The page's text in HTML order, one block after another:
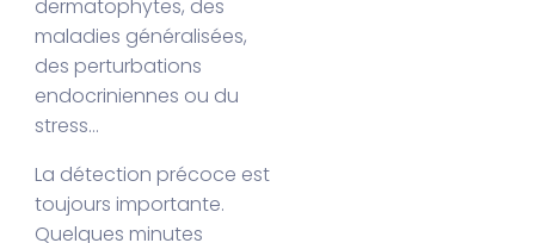
dermatophytes, des
maladies généralisées,
des perturbations
endocriniennes ou du
stress…
La détection précoce est
toujours importante.
Quelques minutes